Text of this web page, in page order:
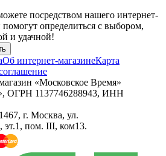
посредством нашего интернет-
определиться с выбором,
и удачной!
Об интернет-магазинеКарта
«Московское Время»
1137746288943, ИНН
г. Москва, ул.
эт.1, пом. III, ком13.